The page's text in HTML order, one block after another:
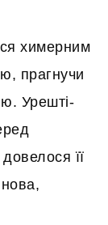
химерним
прагнучи
Урешті-
її